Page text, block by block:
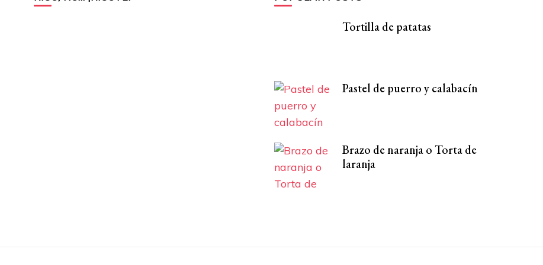
Tortilla de patatas
Pastel de puerro y calabacín
Brazo de naranja o Torta de
laranja